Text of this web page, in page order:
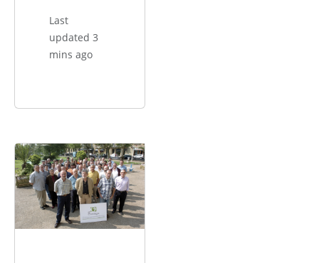
Last
updated 3
mins ago